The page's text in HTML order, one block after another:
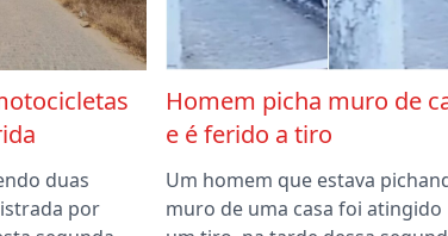
duas
por
Homem picha muro de
e é ferido a tiro
Um homem que estava
muro de uma casa foi atingido